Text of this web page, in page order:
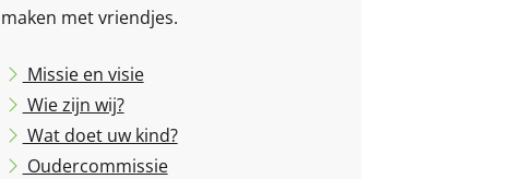
maken met vriendjes.
Missie en visie
Wie zijn wij?
Wat doet uw kind?
Oudercommissie